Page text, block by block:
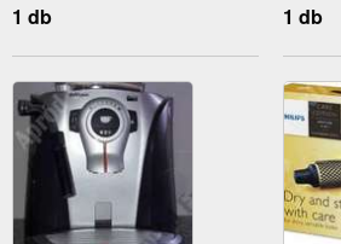
1 db 1 db